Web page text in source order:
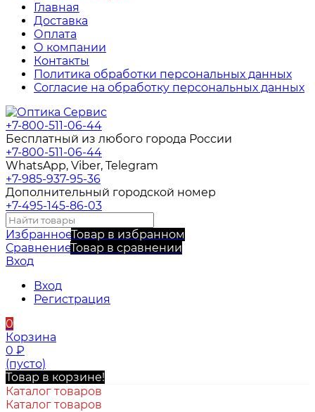
Главная
Доставка
Оплата
О компании
Контакты
Политика обработки персональных данных
Согласие на обработку персональных данных
+7-800-511-06-44
Бесплатный из любого города России
+7-800-511-06-44
WhatsApp, Viber, Telegram
+7-985-937-95-36
Дополнительный городской номер
+7-495-145-86-03
ИзбранноеТовар в избранном
СравнениеТовар в сравнении
Вход
Вход
Регистрация
0
Корзина
0 ₽
(пусто)
Товар в корзине!
Каталог товаров
Каталог товаров